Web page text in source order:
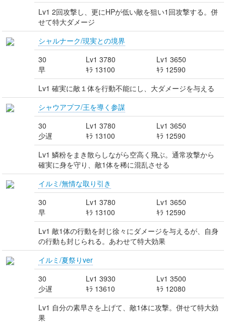
Lv1 2回攻撃し、更にHPが低い敵を狙い1回攻撃する。併
せて特大ダメージ
シャルナーク/現実との境界
30
早
Lv1 3780
ｷﾗ 13100
Lv1 3650
ｷﾗ 12590
Lv1 確実に敵１体を行動不能にし、大ダメージを与える
シャウアプフ/王を導く参謀
30
少遅
Lv1 3780
ｷﾗ 13100
Lv1 3650
ｷﾗ 12590
Lv1 鱗粉をまき散らしながら空高く飛ぶ。通常攻撃から
確実に身を守り、敵1体を稀に混乱させる
イルミ/無情な取り引き
30
早
Lv1 3780
ｷﾗ 13100
Lv1 3650
ｷﾗ 12590
Lv1 敵1体の行動を封じ徐々にダメージを与えるが、自身
の行動も封じられる。あわせて特大効果
イルミ/夏祭りver
30
少遅
Lv1 3930
ｷﾗ 13610
Lv1 3500
ｷﾗ 12080
Lv1 自分の素早さを上げて、敵1体に攻撃。併せて特大効
果